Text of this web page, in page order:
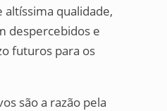
altíssima qualidade,
despercebidos e
futuros para os
são a razão pela